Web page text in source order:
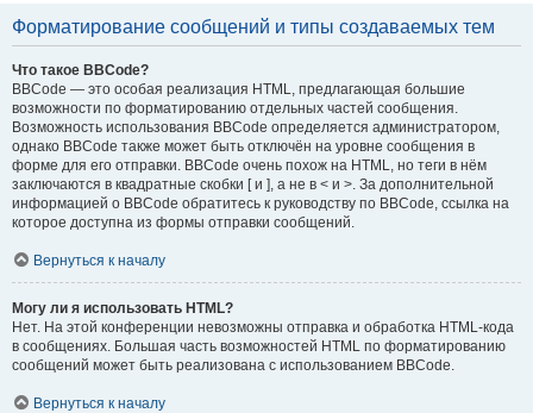
Форматирование сообщений и типы создаваемых тем
Что такое BBCode?
BBCode — это особая реализация HTML, предлагающая большие
возможности по форматированию отдельных частей сообщения.
Возможность использования BBCode определяется администратором,
однако BBCode также может быть отключён на уровне сообщения в
форме для его отправки. BBCode очень похож на HTML, но теги в нём
заключаются в квадратные скобки [ и ], а не в < и >. За дополнительной
информацией о BBCode обратитесь к руководству по BBCode, ссылка на
которое доступна из формы отправки сообщений.
Вернуться к началу
Могу ли я использовать HTML?
Нет. На этой конференции невозможны отправка и обработка HTML-кода
в сообщениях. Большая часть возможностей HTML по форматированию
сообщений может быть реализована с использованием BBCode.
Вернуться к началу